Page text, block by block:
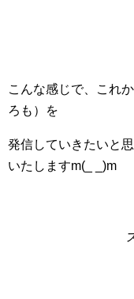
こんな感じで、これ
ろも）を
発信していきたいと
いたしますm(_ _)m